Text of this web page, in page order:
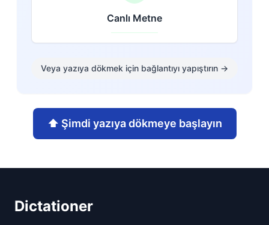
Canlı Metne
Veya yazıya dökmek için bağlantıyı yapıştırın →
⬆️ Şimdi yazıya dökmeye başlayın
Dictationer